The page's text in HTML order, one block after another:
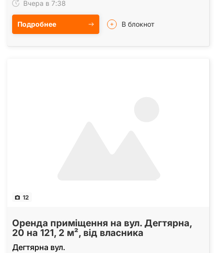
Вчера в 7:38
Подробнее В блокнот
12
Оренда приміщення на вул. Дегтярна,
20 на 121, 2 м², від власника
Дегтярна вул.